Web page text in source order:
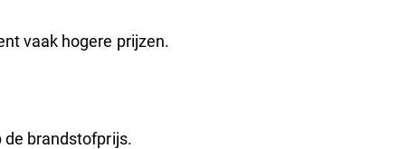
vaak hogere prijzen.
de brandstofprijs.